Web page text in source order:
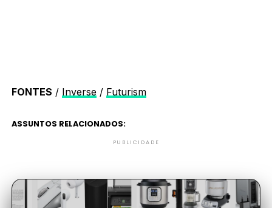
FONTES / Inverse/ Futurism
ASSUNTOS RELACIONADOS:
PUBLICIDADE